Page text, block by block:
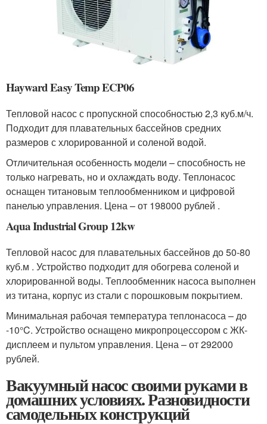
Hayward Easy Temp ECP06
Тепловой насос с пропускной способностью 2,3 куб.м/ч.
Подходит для плавательных бассейнов средних
размеров с хлорированной и соленой водой.
Отличительная особенность модели – способность не
только нагревать, но и охлаждать воду. Теплонасос
оснащен титановым теплообменником и цифровой
панелью управления. Цена – от 198000 рублей .
Aqua Industrial Group 12kw
Тепловой насос для плавательных бассейнов до 50-80
куб.м . Устройство подходит для обогрева соленой и
хлорированной воды. Теплообменник насоса выполнен
из титана, корпус из стали с порошковым покрытием.
Минимальная рабочая температура теплонасоса – до
-10°C. Устройство оснащено микропроцессором с ЖК-
дисплеем и пультом управления. Цена – от 292000
рублей.
Вакуумный насос своими руками в
домашних условиях. Разновидности
самодельных конструкций